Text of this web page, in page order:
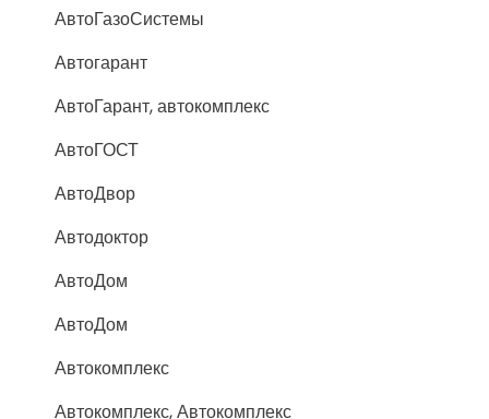
АвтоГазоСистемы
Автогарант
АвтоГарант, автокомплекс
АвтоГОСТ
АвтоДвор
Автодоктор
АвтоДом
АвтоДом
Автокомплекс
Автокомплекс, Автокомплекс